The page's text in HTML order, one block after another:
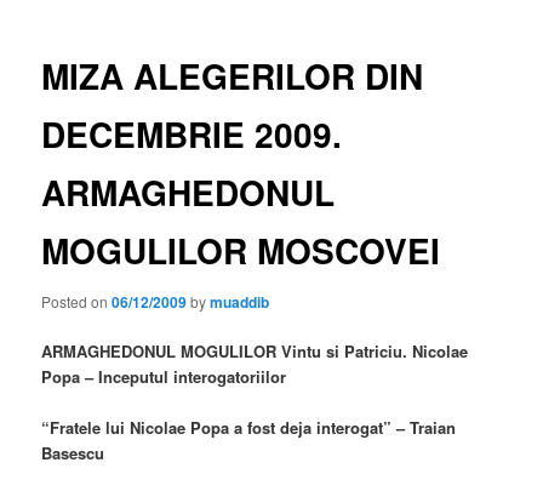
MIZA ALEGERILOR DIN
DECEMBRIE 2009.
ARMAGHEDONUL
MOGULILOR MOSCOVEI
Posted on06/12/2009bymuaddib
ARMAGHEDONUL MOGULILOR Vintu si Patriciu. Nicolae
Popa – Inceputul interogatoriilor
“Fratele lui Nicolae Popa a fost deja interogat” – Traian
Basescu